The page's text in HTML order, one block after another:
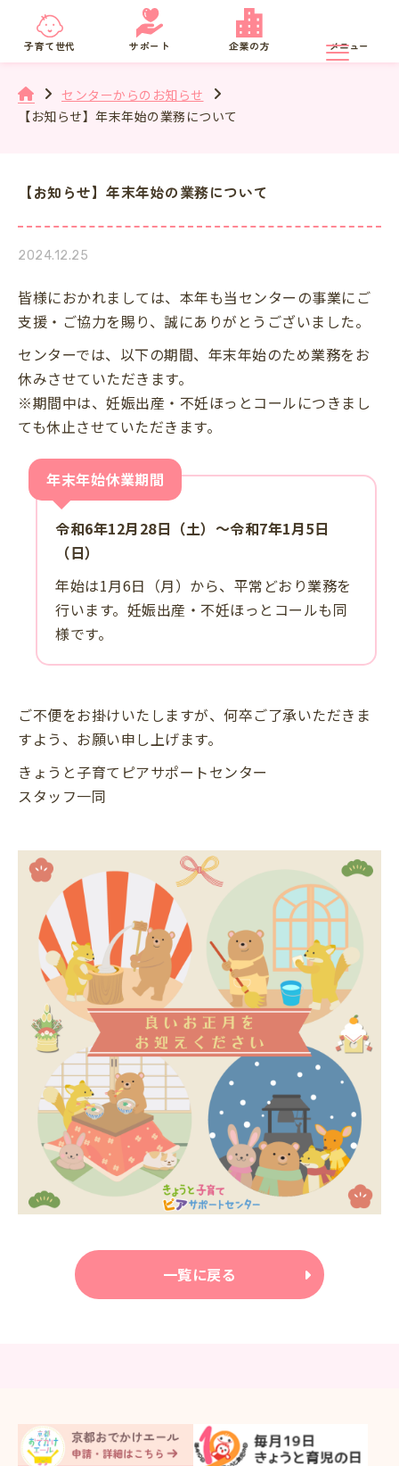
京都府
子育て世代 サポート 企業の方 メニュー
センターからのお知らせ
【お知らせ】年末年始の業務について
【お知らせ】年末年始の業務について
2024.12.25
皆様におかれましては、本年も当センターの事業にご
支援・ご協力を賜り、誠にありがとうございました。
センターでは、以下の期間、年末年始のため業務をお
休みさせていただきます。
※期間中は、妊娠出産・不妊ほっとコールにつきまし
ても休止させていただきます。
年末年始休業期間
令和6年12月28日（土）～令和7年1月5日
（日）
年始は1月6日（月）から、平常どおり業務を
行います。妊娠出産・不妊ほっとコールも同
様です。
ご不便をお掛けいたしますが、何卒ご了承いただきま
すよう、お願い申し上げます。
きょうと子育てピアサポートセンター
スタッフ一同
一覧に戻る